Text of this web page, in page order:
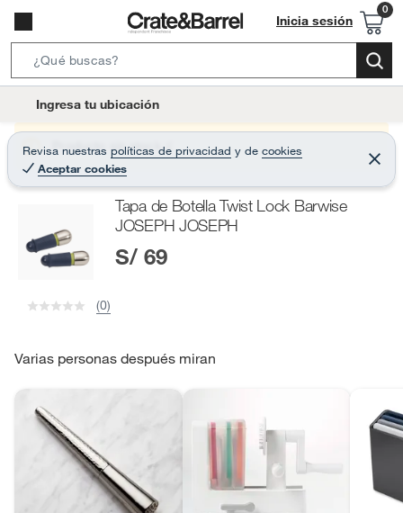
Inicia sesión
e
r
c
B
a
t
n
Ingresa tu ubicación
Revisa nuestras políticas de privacidad y de cookies
Aceptar cookies
C
e
r
Producto sin stock :(
Tapa de Botella Twist Lock Barwise
JOSEPH JOSEPH
S/ 69
(0)
Varias personas después miran